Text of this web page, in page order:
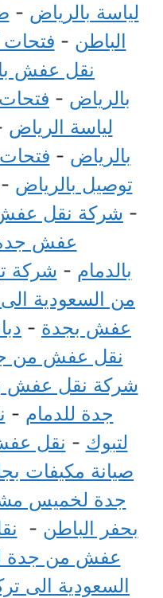
لياسة بالرياض -
الباطن - فتحات
نقل عفش
بالرياض -
لياسة الرياض
بالرياض -
توصيل بالرياض -
- شركة نقل
عفش
بالدمام - شركة
من السعودية
عفش بجدة -
نقل عفش من
شركة نقل عفش
جدة للدمام -
لتبوك - نقل
صيانة مكيفات
جدة لخميس
بحفر الباطن -
عفش من جدة
السعودية الى